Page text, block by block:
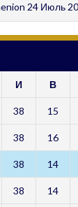
24 Июль
И В
38 15
38 16
38 14
38 14